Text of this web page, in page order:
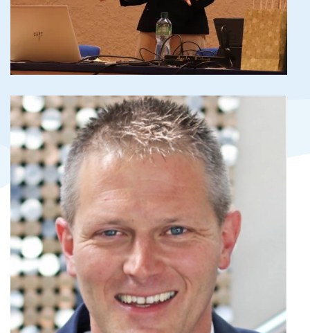
Gymnase d’Yverdon-Les-Bains, avant :
cpnv.ch (VD)
Bildungszentrum für Wirtschaft
Weinfelden (TG)